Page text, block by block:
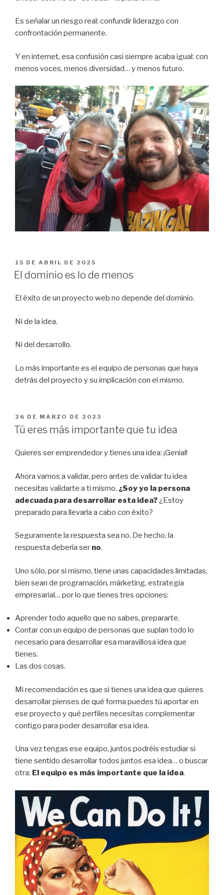
Es señalar un riesgo real: confundir liderazgo con
confrontación permanente.
Y en internet, esa confusión casi siempre acaba igual: con
menos voces, menos diversidad… y menos futuro.
PUBLICADO
EL
15 DE ABRIL DE 2025
El dominio es lo de menos
El éxito de un proyecto web no depende del dominio.
Ni de la idea.
Ni del desarrollo.
Lo más importante es el equipo de personas que haya
detrás del proyecto y su implicación con el mismo.
PUBLICADO
EL
26 DE MARZO DE 2023
Tú eres más importante que tu idea
Quieres ser emprendedor y tienes una idea: ¡Genial!
Ahora vamos a validar, pero antes de validar tu idea
necesitas validarte a ti mismo. ¿Soy yo la persona
adecuada para desarrollar esta idea? ¿Estoy
preparado para llevarla a cabo con éxito?
Seguramente la respuesta sea no. De hecho, la
respuesta debería ser no.
Uno sólo, por si mismo, tiene unas capacidades limitadas,
bien sean de programación, márketing, estrategia
empresarial… por lo que tienes tres opciones:
Aprender todo aquello que no sabes, prepararte.
Contar con un equipo de personas que suplan todo lo
necesario para desarrollar esa maravillosa idea que
tienes.
Las dos cosas.
Mi recomendación es que si tienes una idea que quieres
desarrollar pienses de qué forma puedes tú aportar en
ese proyecto y qué perfiles necesitas complementar
contigo para poder desarrollar esa idea.
Una vez tengas ese equipo, juntos podréis estudiar si
tiene sentido desarrollar todos juntos esa idea… o buscar
otra: El equipo es más importante que la idea.